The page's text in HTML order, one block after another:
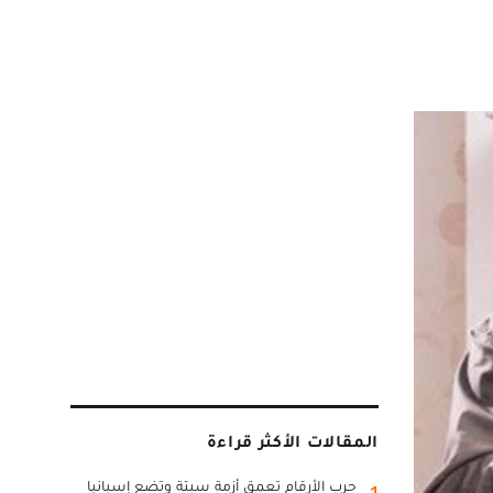
المقالات الأكثر قراءة
حرب الأرقام تعمق أزمة سبتة وتضع إسبانيا